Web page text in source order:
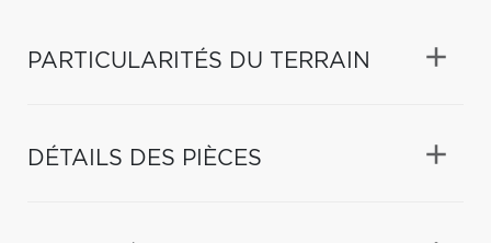
PARTICULARITÉS DU TERRAIN
DÉTAILS DES PIÈCES